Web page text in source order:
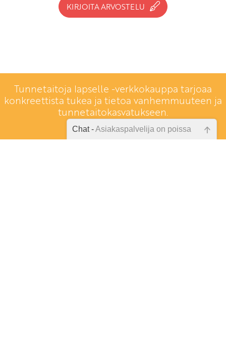
KIRJOITA ARVOSTELU
Tunnetaitoja lapselle -verkkokauppa tarjoaa
konkreettista tukea ja tietoa vanhemmuuteen ja
tunnetaitokasvatukseen.
Chat -Asiakaspalvelija on poissa